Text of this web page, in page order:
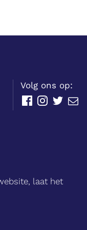
laat het
Volg ons op:
FacebookInstagram
Twitter
E-